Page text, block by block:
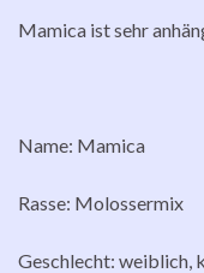
Mamica ist sehr
Name: Mamica
Rasse: Molossermix
Geschlecht: weiblich,